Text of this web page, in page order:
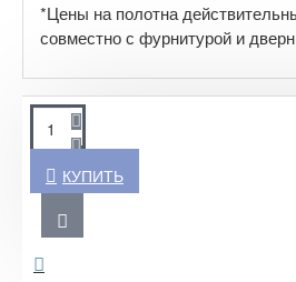
*Цены на полотна
совместно с фурнитурой и
КУПИТЬ